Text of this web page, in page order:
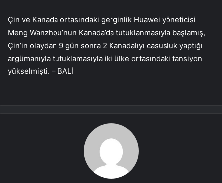
Çin ve Kanada ortasındaki gerginlik Huawei yöneticisi
Meng Wanzhou’nun Kanada’da tutuklanmasıyla başlamış,
Çin’in olaydan 9 gün sonra 2 Kanadalıyı casusluk yaptığı
argümanıyla tutuklamasıyla iki ülke ortasındaki tansiyon
yükselmişti. – BALİ